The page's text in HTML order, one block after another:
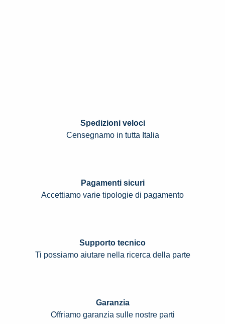
Spedizioni veloci
Censegnamo in tutta Italia
Pagamenti sicuri
Accettiamo varie tipologie di pagamento
Supporto tecnico
Ti possiamo aiutare nella ricerca della parte
Garanzia
Offriamo garanzia sulle nostre parti